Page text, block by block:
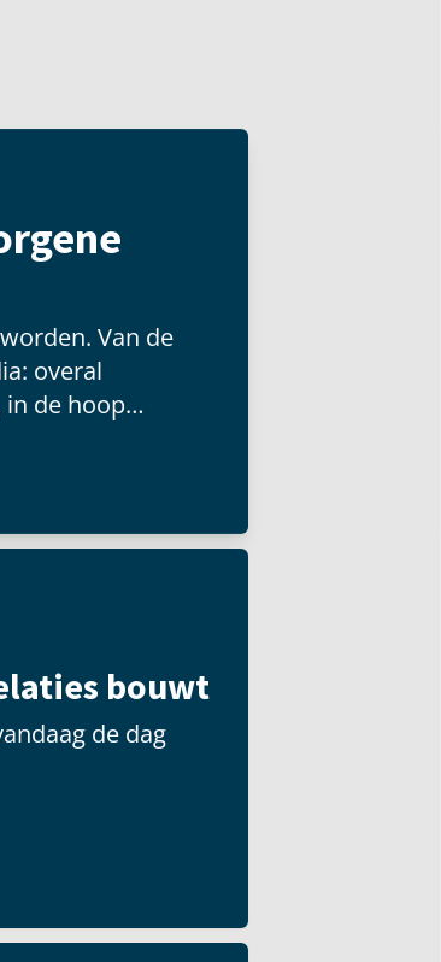
Van de
overal
de hoop
kunnen
bouwt
de dag